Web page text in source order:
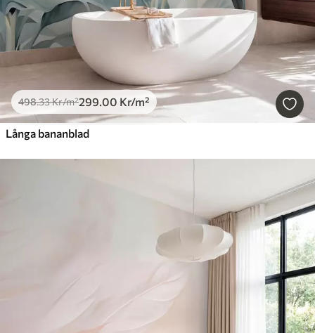
498.33Kr/m²299.00 Kr/m²
Långa bananblad